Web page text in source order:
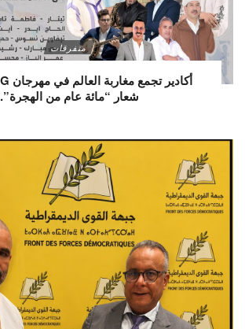
متفرقات
شعار “مائة عام من الهجرة”.